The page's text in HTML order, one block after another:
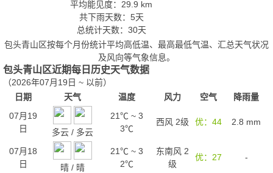
平均能见度：29.9 km
共下雨天数：5天
总统计天数：30天
包头青山区按每个月份统计平均高低温、最高最低气温、汇总天气状况
及风向等气象信息。
包头青山区近期每日历史天气数据
（2026年07月19日 ~ 以前）
日期
天气 温度 风力 空气
降雨量
07月19
日
多云/ 多云
21℃ ~ 3
3℃
西风 2级 优：44 2.8 mm
07月18
日
晴/ 晴
21℃ ~ 3
2℃
东南风 2
级
优：27 -